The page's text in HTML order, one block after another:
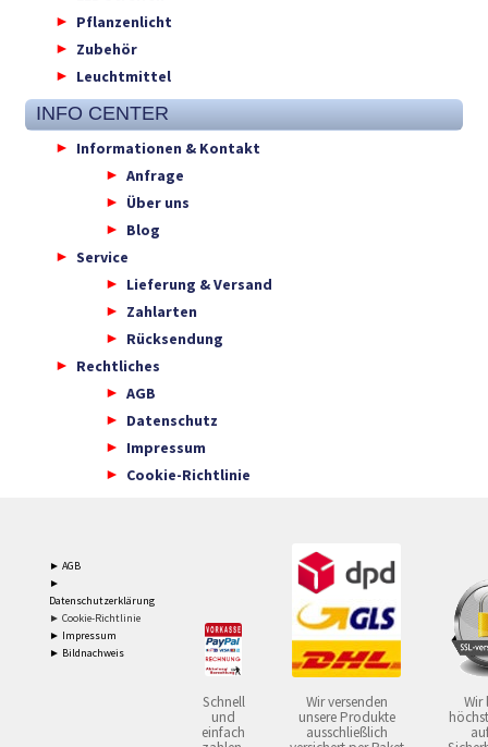
Pflanzenlicht
Zubehör
Leuchtmittel
INFO CENTER
Informationen & Kontakt
Anfrage
Über uns
Blog
Service
Lieferung & Versand
Zahlarten
Rücksendung
Rechtliches
AGB
Datenschutz
Impressum
Cookie-Richtlinie
► AGB
►
Datenschutzerklärung
► Cookie-Richtlinie
► Impressum
► Bildnachweis
Schnell
und
einfach
Wir versenden
unsere Produkte
ausschließlich
Wir